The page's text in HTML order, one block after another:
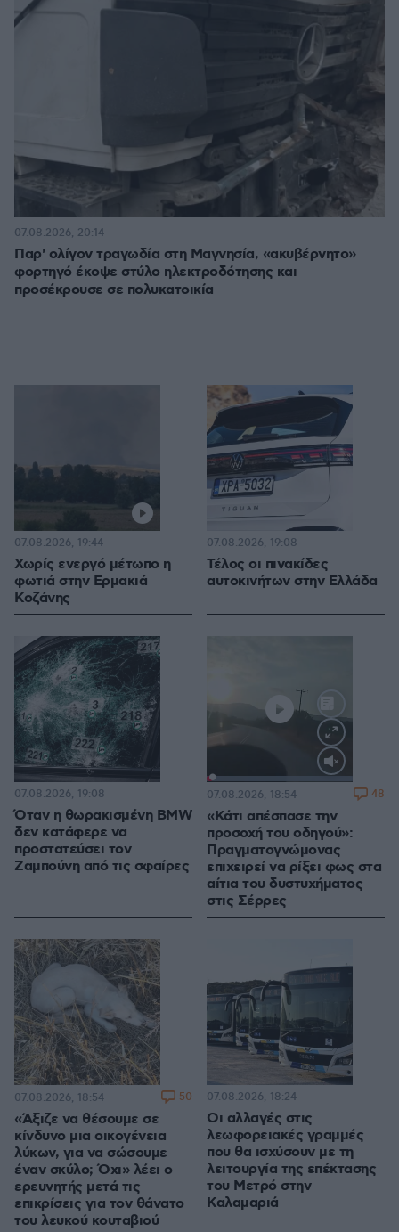
Παρ' ολίγον τραγωδία στη Μαγνησία, «ακυβέρνητο»
φορτηγό έκοψε στύλο ηλεκτροδότησης και
προσέκρουσε σε πολυκατοικία
07.08.2026, 20:14
Χωρίς ενεργό μέτωπο η
φωτιά στην Ερμακιά
Κοζάνης
07.08.2026, 19:44
Τέλος οι πινακίδες
αυτοκινήτων στην Ελλάδα
07.08.2026, 19:08
Όταν η θωρακισμένη BMW
δεν κατάφερε να
προστατεύσει τον
Ζαμπούνη από τις σφαίρες
07.08.2026, 19:08
Loaded:
100.00%
«Κάτι απέσπασε την
προσοχή του οδηγού»:
Πραγματογνώμονας
επιχειρεί να ρίξει φως στα
αίτια του δυστυχήματος
στις Σέρρες
07.08.2026, 18:54 48
«Άξιζε να θέσουμε σε
κίνδυνο μια οικογένεια
λύκων, για να σώσουμε
έναν σκύλο; Όχι» λέει ο
ερευνητής μετά τις
επικρίσεις για τον θάνατο
του λευκού κουταβιού
07.08.2026, 18:54 50
Οι αλλαγές στις
λεωφορειακές γραμμές
που θα ισχύσουν με τη
λειτουργία της επέκτασης
του Μετρό στην
Καλαμαριά
07.08.2026, 18:24